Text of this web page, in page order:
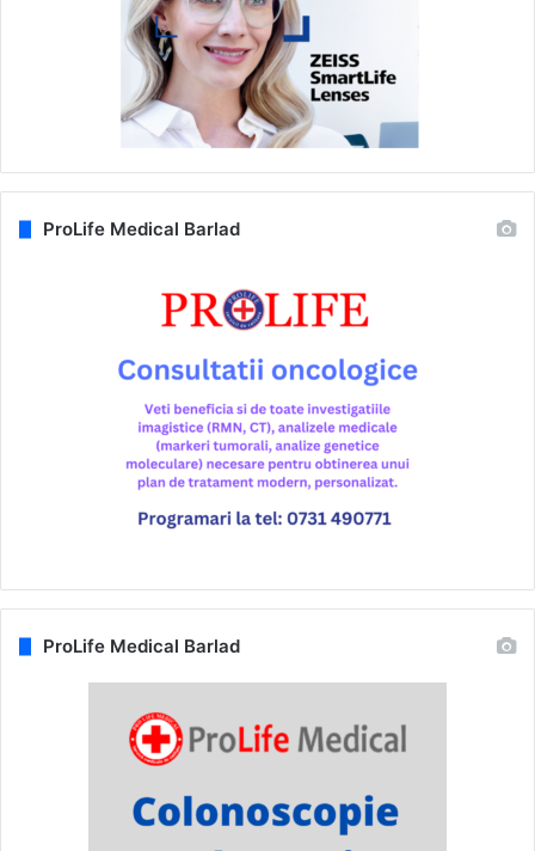
ProLife Medical Barlad
ProLife Medical Barlad